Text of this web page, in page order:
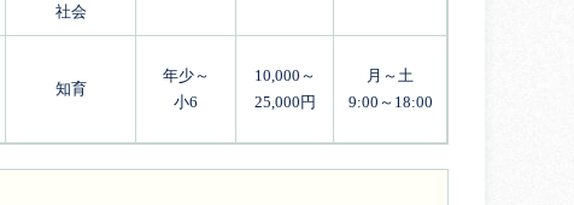
社会
知育
年少～
小6
10,000～
25,000円
月～土
9:00～18:00